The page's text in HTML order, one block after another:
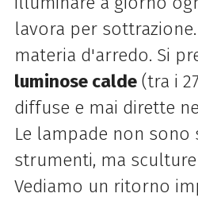
lavora per
materia d'arredo. Si
luminose calde(tra i
diffuse e mai dirette
Le lampade non sono
strumenti, ma
Vediamo un ritorno